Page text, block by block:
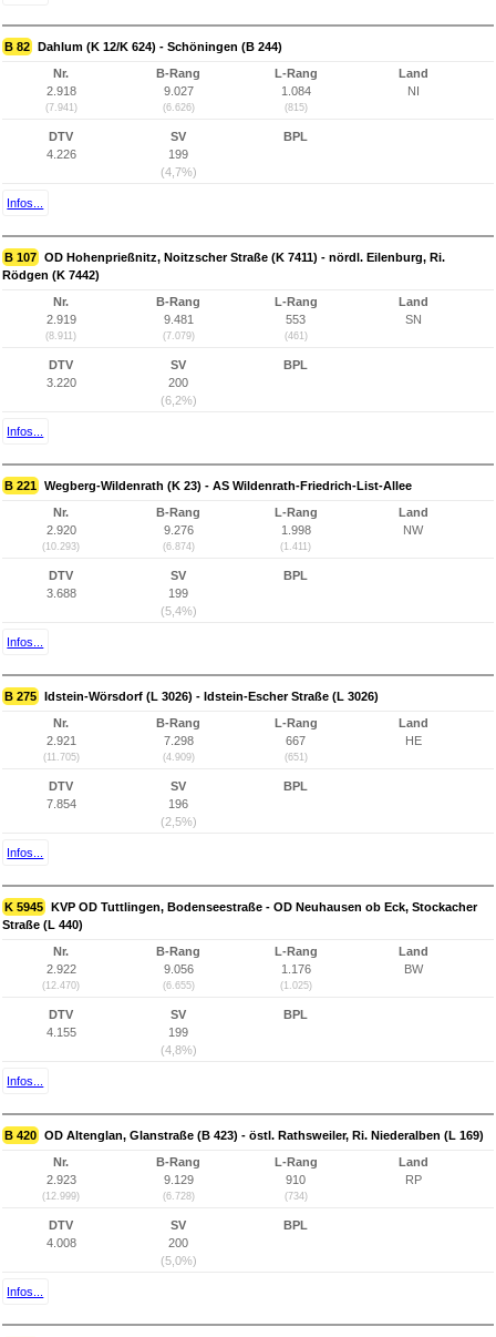
B 82 Dahlum (K 12/K 624) - Schöningen (B 244)
Nr.
2.918
(7.941)
B-Rang
9.027
(6.626)
L-Rang
1.084
(815)
Land
NI
DTV
4.226
SV
199
(4,7%)
BPL
Infos...
B 107 OD Hohenprießnitz, Noitzscher Straße (K 7411) - nördl. Eilenburg, Ri.
Rödgen (K 7442)
Nr.
2.919
(8.911)
B-Rang
9.481
(7.079)
L-Rang
553
(461)
Land
SN
DTV
3.220
SV
200
(6,2%)
BPL
Infos...
B 221 Wegberg-Wildenrath (K 23) - AS Wildenrath-Friedrich-List-Allee
Nr.
2.920
(10.293)
B-Rang
9.276
(6.874)
L-Rang
1.998
(1.411)
Land
NW
DTV
3.688
SV
199
(5,4%)
BPL
Infos...
B 275 Idstein-Wörsdorf (L 3026) - Idstein-Escher Straße (L 3026)
Nr.
2.921
(11.705)
B-Rang
7.298
(4.909)
L-Rang
667
(651)
Land
HE
DTV
7.854
SV
196
(2,5%)
BPL
Infos...
K 5945 KVP OD Tuttlingen, Bodenseestraße - OD Neuhausen ob Eck, Stockacher
Straße (L 440)
Nr.
2.922
(12.470)
B-Rang
9.056
(6.655)
L-Rang
1.176
(1.025)
Land
BW
DTV
4.155
SV
199
(4,8%)
BPL
Infos...
B 420 OD Altenglan, Glanstraße (B 423) - östl. Rathsweiler, Ri. Niederalben (L 169)
Nr.
2.923
(12.999)
B-Rang
9.129
(6.728)
L-Rang
910
(734)
Land
RP
DTV
4.008
SV
200
(5,0%)
BPL
Infos...